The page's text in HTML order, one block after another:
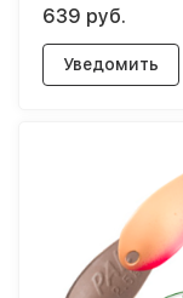
639 руб.
Уведомить